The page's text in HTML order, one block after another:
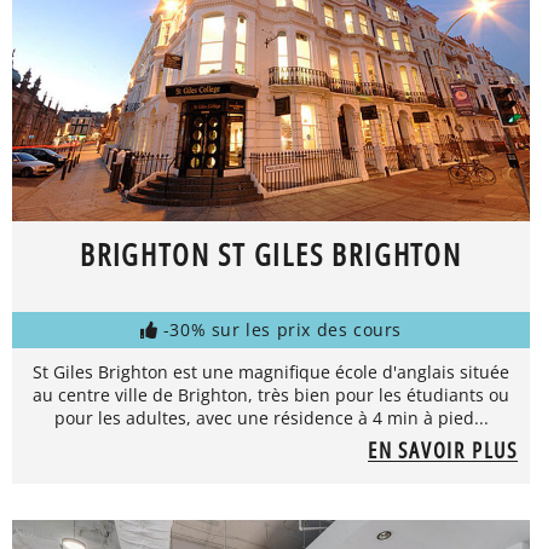
BRIGHTON ST GILES BRIGHTON
-30% sur les prix des cours
St Giles Brighton est une magnifique école d'anglais située
au centre ville de Brighton, très bien pour les étudiants ou
pour les adultes, avec une résidence à 4 min à pied...
EN SAVOIR PLUS